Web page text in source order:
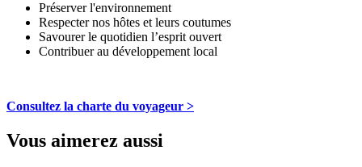
Préserver l'environnement
Respecter nos hôtes et leurs coutumes
Savourer le quotidien l’esprit ouvert
Contribuer au développement local
Consultez la charte du voyageur >
Vous aimerez aussi